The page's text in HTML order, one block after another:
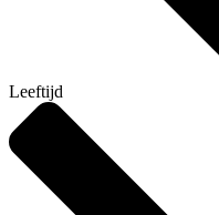
Leeftijd